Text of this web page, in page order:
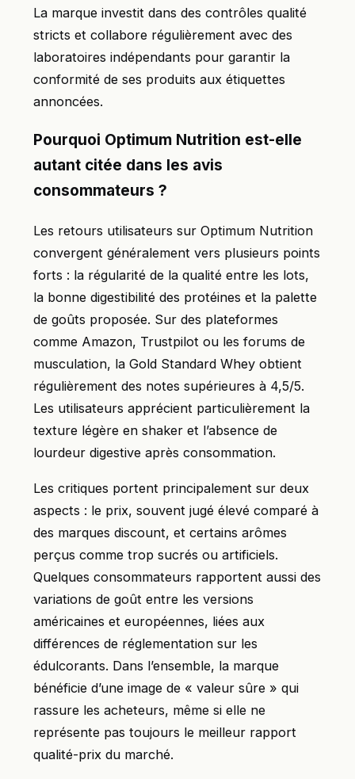
La marque investit dans des contrôles qualité
stricts et collabore régulièrement avec des
laboratoires indépendants pour garantir la
conformité de ses produits aux étiquettes
annoncées.
Pourquoi Optimum Nutrition est-elle
autant citée dans les avis
consommateurs ?
Les retours utilisateurs sur Optimum Nutrition
convergent généralement vers plusieurs points
forts : la régularité de la qualité entre les lots,
la bonne digestibilité des protéines et la palette
de goûts proposée. Sur des plateformes
comme Amazon, Trustpilot ou les forums de
musculation, la Gold Standard Whey obtient
régulièrement des notes supérieures à 4,5/5.
Les utilisateurs apprécient particulièrement la
texture légère en shaker et l’absence de
lourdeur digestive après consommation.
Les critiques portent principalement sur deux
aspects : le prix, souvent jugé élevé comparé à
des marques discount, et certains arômes
perçus comme trop sucrés ou artificiels.
Quelques consommateurs rapportent aussi des
variations de goût entre les versions
américaines et européennes, liées aux
différences de réglementation sur les
édulcorants. Dans l’ensemble, la marque
bénéficie d’une image de « valeur sûre » qui
rassure les acheteurs, même si elle ne
représente pas toujours le meilleur rapport
qualité-prix du marché.